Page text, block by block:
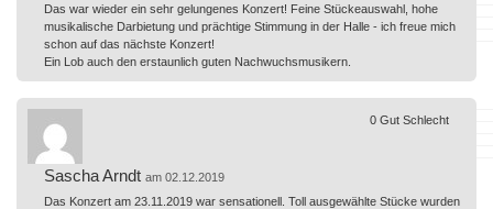
Das war wieder ein sehr gelungenes Konzert! Feine Stückeauswahl, hohe
musikalische Darbietung und prächtige Stimmung in der Halle - ich freue mich
schon auf das nächste Konzert!
Ein Lob auch den erstaunlich guten Nachwuchsmusikern.
Sascha Arndt am 02.12.2019
Das Konzert am 23.11.2019 war sensationell. Toll ausgewählte Stücke wurden
0 Gut Schlecht